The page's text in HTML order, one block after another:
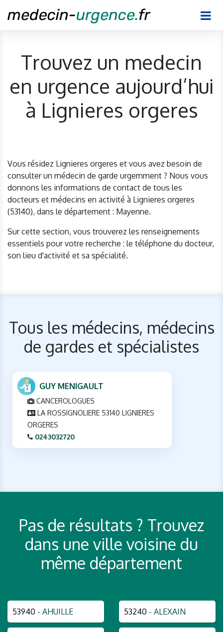
Trouvez un medecin
en urgence aujourd’hui
à Lignieres orgeres
Vous résidez Lignieres orgeres et vous avez besoin de
consulter un médecin de garde urgemment ? Nous vous
donnons les informations de contact de tous les
docteurs et médecins en activité à Lignieres orgeres
(53140), dans le département : Mayenne.
Sur cette section, vous trouverez les renseignements
essentiels pour votre recherche : le téléphone du docteur,
son lieu d'activité et sa spécialité.
Tous les médecins, médecins
de gardes et spécialistes
GUY MENIGAULT
CANCEROLOGUES
LA ROSSIGNOLIERE 53140 LIGNIERES
ORGERES
0243032720
Pas de résultats ? Trouvez
dans une ville voisine du
même département
53940 - AHUILLE 53240 - ALEXAIN